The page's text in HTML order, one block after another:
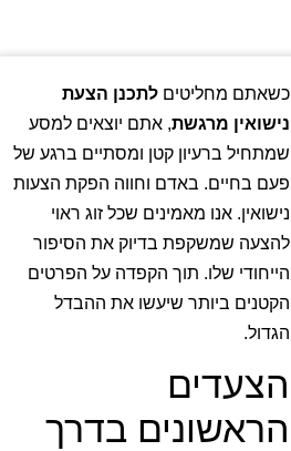
כשאתם מחליטיםלתכנן הצעת
נישואין מרגשת , אתם יוצאים למסע
שמתחיל ברעיון קטן ומסתיים ברגע של
פעם בחיים. באדם וחווה הפקת הצעות
נישואין. אנו מאמינים שכל זוג ראוי
להצעה שמשקפת בדיוק את הסיפור
הייחודי שלו. תוך הקפדה על הפרטים
הקטנים ביותר שיעשו את ההבדל
הגדול.
הצעדים
הראשונים בדרך